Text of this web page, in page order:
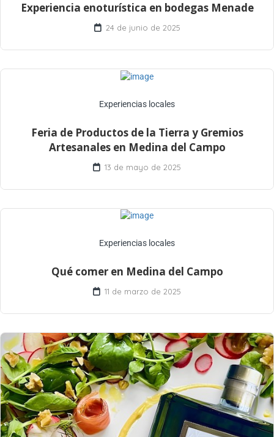
Experiencia enoturística en bodegas Menade
24 de junio de 2025
Experiencias locales
Feria de Productos de la Tierra y Gremios
Artesanales en Medina del Campo
13 de mayo de 2025
Experiencias locales
Qué comer en Medina del Campo
11 de marzo de 2025